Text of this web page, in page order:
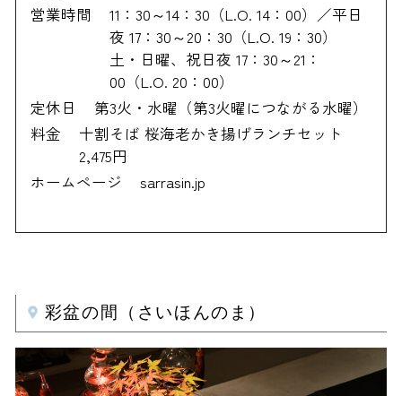
営業時間
11：30～14：30（L.O. 14：00）／平日
夜 17：30～20：30（L.O. 19：30）
土・日曜、祝日夜 17：30～21：
00（L.O. 20：00）
定休日
第3火・水曜（第3火曜につながる水曜）
料金
十割そば 桜海老かき揚げランチセット
2,475円
ホームページ
sarrasin.jp
彩盆の間（さいほんのま）